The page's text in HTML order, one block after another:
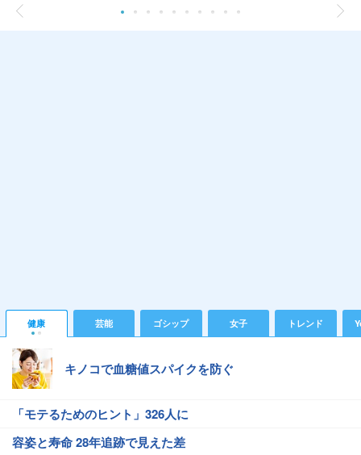
健康 芸能 ゴシップ 女子 トレンド
キノコで血糖値スパイクを防ぐ
「モテるためのヒント」326人に
容姿と寿命 28年追跡で見えた差